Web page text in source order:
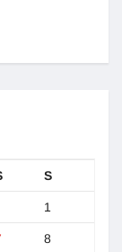
S
1
8